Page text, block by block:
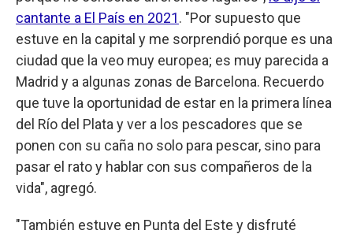
cantante a El País en 2021. "Por supuesto que
estuve en la capital y me sorprendió porque es una
ciudad que la veo muy europea; es muy parecida a
Madrid y a algunas zonas de Barcelona. Recuerdo
que tuve la oportunidad de estar en la primera línea
del Río del Plata y ver a los pescadores que se
ponen con su caña no solo para pescar, sino para
pasar el rato y hablar con sus compañeros de la
vida", agregó.
"También estuve en Punta del Este y disfruté